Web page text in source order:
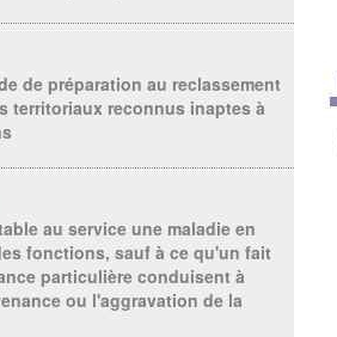
de préparation au reclassement
territoriaux reconnus inaptes à
au service une maladie en
fonctions, sauf à ce qu'un fait
particulière conduisent à
ou l'aggravation de la